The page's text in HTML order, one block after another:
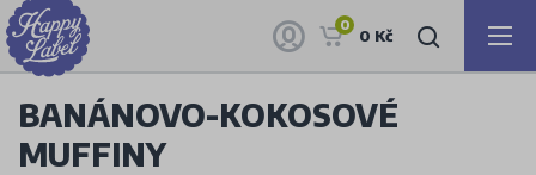
0
0 Kč
BANÁNOVO-KOKOSOVÉ
MUFFINY